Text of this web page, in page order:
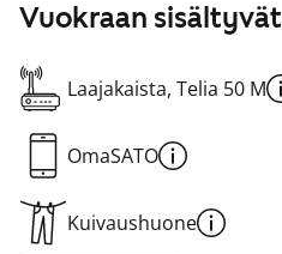
Vuokraan sisältyvät
Laajakaista, Telia 50 M
OmaSATO
Kuivaushuone